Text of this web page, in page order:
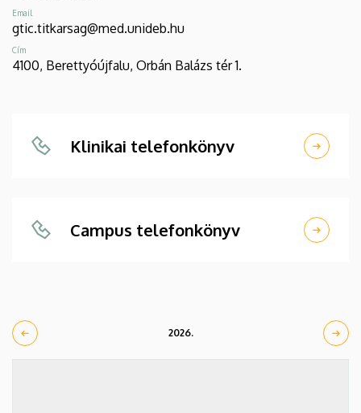
Email
gtic.titkarsag@med.unideb.hu
Cím
4100, Berettyóújfalu, Orbán Balázs tér 1.
Klinikai telefonkönyv
Campus telefonkönyv
2026.